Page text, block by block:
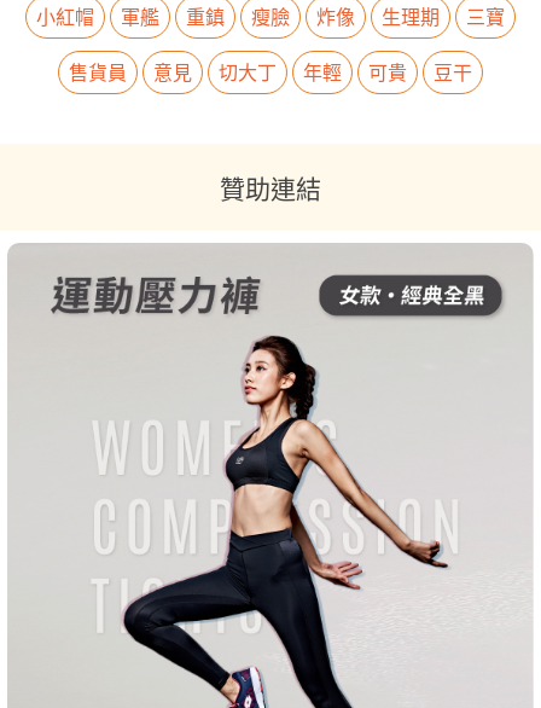
小紅帽
軍艦 重鎮 瘦臉 炸像 生理期
三寶
售貨員
意見 切大丁 年輕 可貴 豆干
贊助連結